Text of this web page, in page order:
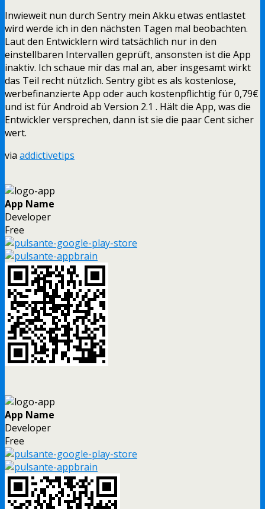
Inwieweit nun durch Sentry mein Akku etwas entlastet
wird werde ich in den nächsten Tagen mal beobachten.
Laut den Entwicklern wird tatsächlich nur in den
einstellbaren Intervallen geprüft, ansonsten ist die App
inaktiv. Ich schaue mir das mal an, aber insgesamt wirkt
das Teil recht nützlich. Sentry gibt es als kostenlose,
werbefinanzierte App oder auch kostenpflichtig für 0,79€
und ist für Android ab Version 2.1 . Hält die App, was die
Entwickler versprechen, dann ist sie die paar Cent sicher
wert.
via addictivetips
App Name
Developer
Free
App Name
Developer
Free